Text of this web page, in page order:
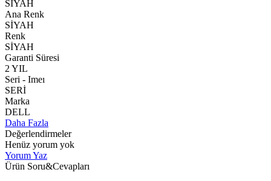
SİYAH
Ana Renk
SİYAH
Renk
SİYAH
Garanti Süresi
2 YIL
Seri - Imeı
SERİ
Marka
DELL
Daha Fazla
Değerlendirmeler
Henüz yorum yok
Yorum Yaz
Ürün Soru&Cevapları